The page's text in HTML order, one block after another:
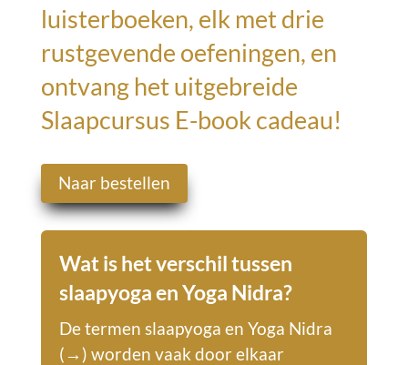
luisterboeken, elk met drie
rustgevende oefeningen, en
ontvang het uitgebreide
Slaapcursus E-book cadeau!
Naar bestellen
Wat is het verschil tussen
slaapyoga enYoga Nidra?
De termen slaapyoga en Yoga Nidra
(→) worden vaak door elkaar